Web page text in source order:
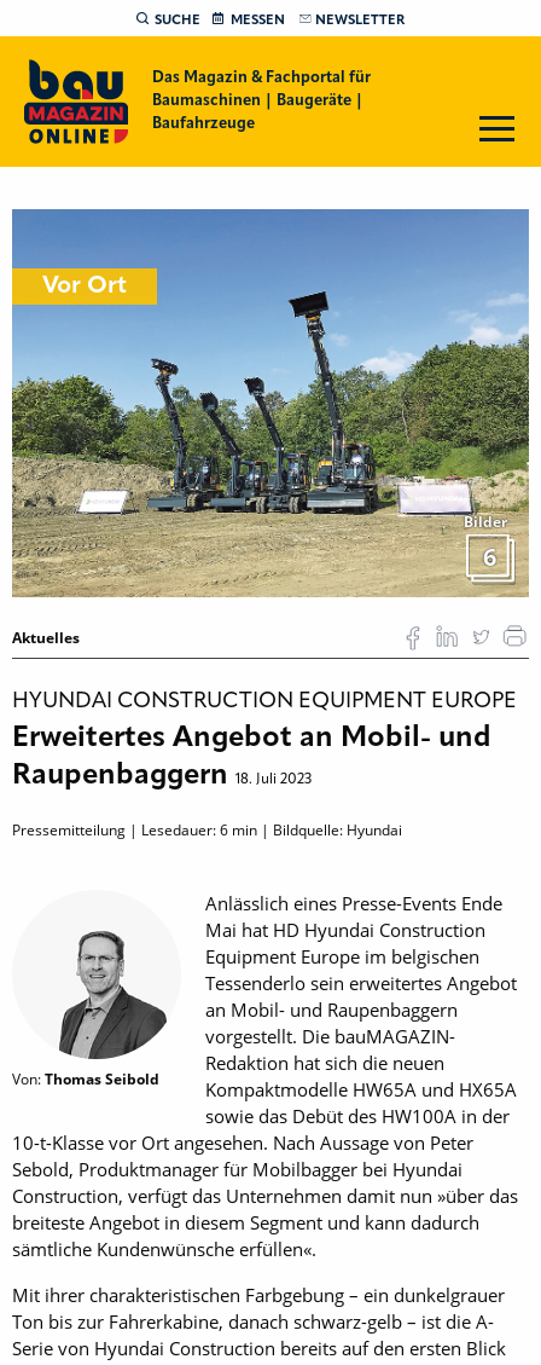
SUCHE MESSEN NEWSLETTER
Das Magazin & Fachportal für
Baumaschinen | Baugeräte |
Baufahrzeuge
Bilder
6
Vor Ort
Aktuelles
HYUNDAI CONSTRUCTION EQUIPMENT EUROPE
Erweitertes Angebot an Mobil- und
Raupenbaggern
18. Juli 2023
Pressemitteilung | Lesedauer:6 min | Bildquelle: Hyundai
Von:Thomas Seibold
Anlässlich eines Presse-Events Ende
Mai hat HD Hyundai Construction
Equipment Europe im belgischen
Tessenderlo sein erweitertes Angebot
an Mobil- und Raupenbaggern
vorgestellt. Die bauMAGAZIN-
Redaktion hat sich die neuen
Kompaktmodelle HW65A und HX65A
sowie das Debüt des HW100A in der
10-t-Klasse vor Ort angesehen. Nach Aussage von Peter
Sebold, Produktmanager für Mobilbagger bei Hyundai
Construction, verfügt das Unternehmen damit nun »über das
breiteste Angebot in diesem Segment und kann dadurch
sämtliche Kundenwünsche erfüllen«.
Mit ihrer charakteristischen Farbgebung – ein dunkelgrauer
Ton bis zur Fahrerkabine, danach schwarz-gelb – ist die A-
Serie von Hyundai Construction bereits auf den ersten Blick